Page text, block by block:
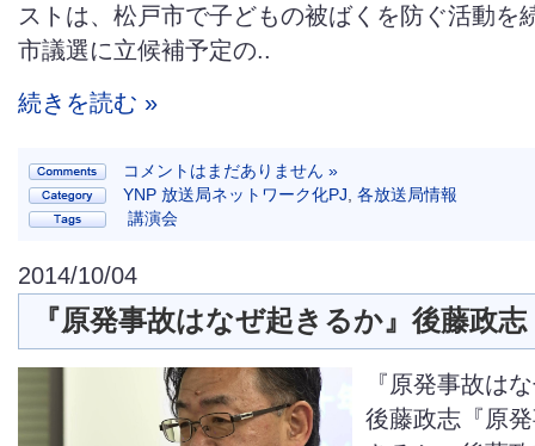
ストは、松戸市で子どもの被ばくを防ぐ活動を
市議選に立候補予定の..
続きを読む »
コメントはまだありません »
YNP 放送局ネットワーク化PJ 各放送局情報
講演会
2014/10/04
『原発事故はなぜ起きるか』後藤政志
『原発事故は
後藤政志『原